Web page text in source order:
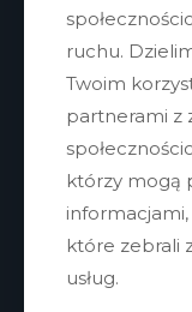
Inne
ruchu.
Twoim
partnerami z
którzy mogą
które zebrali
usług.